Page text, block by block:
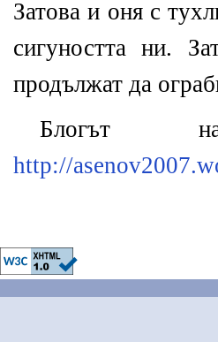
Затова и оня с
сигуността ни.
продължат да
Блогът
http://